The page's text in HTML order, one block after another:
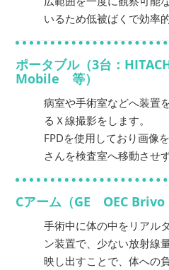
いるため低被ばくで効率
ポータブル（3台：
Mobile 等）
病室や手術室などへ装置
るＸ線撮影をします。
FPDを使用しており画像
さんを検査室へ移動させ
Cアーム（GE OEC Brivo
手術中に体の中をリアル
ン装置で、少ない放射線
映し出すことで、体への